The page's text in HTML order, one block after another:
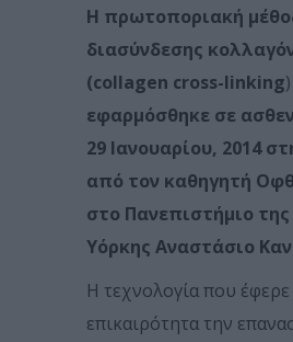
Η πρωτοποριακή
διασύνδεσης
(collagen cross-linking)
εφαρμόσθηκε σε
29 Ιανουαρίου, 2014
από τον καθηγητή
στο Πανεπιστήμιο
Υόρκης Αναστάσιο
Η τεχνολογία που
επικαιρότητα την